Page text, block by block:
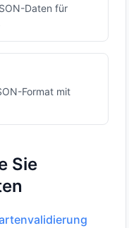
Daten für
Format mit
Sie